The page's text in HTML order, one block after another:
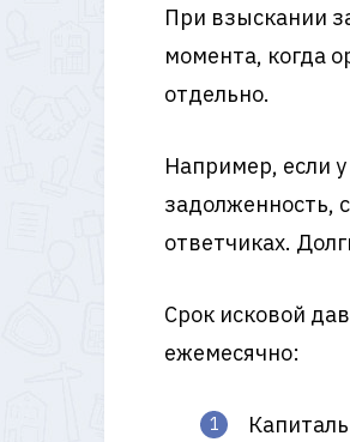
При взыскании
момента, когда
отдельно.
Например, если
задолженность,
ответчиках.
Срок исковой
ежемесячно: